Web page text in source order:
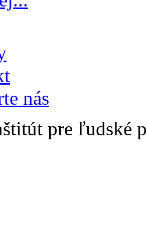
nás
pre ľudské